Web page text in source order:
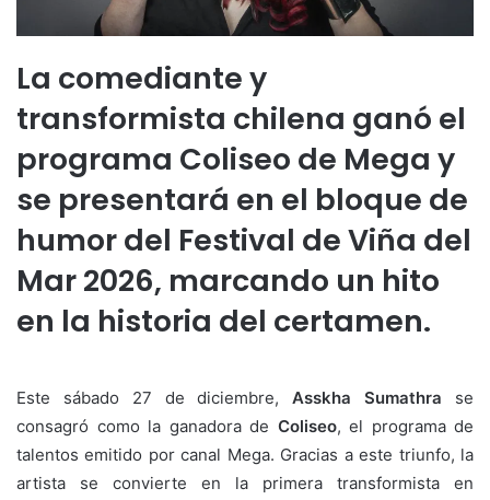
La comediante y
transformista chilena ganó el
programa Coliseo de Mega y
se presentará en el bloque de
humor del Festival de Viña del
Mar 2026, marcando un hito
en la historia del certamen.
Este sábado 27 de diciembre,Asskha Sumathra se
consagró como la ganadora de Coliseo, el programa de
talentos emitido por canal Mega. Gracias a este triunfo, la
artista se convierte en la primera transformista en